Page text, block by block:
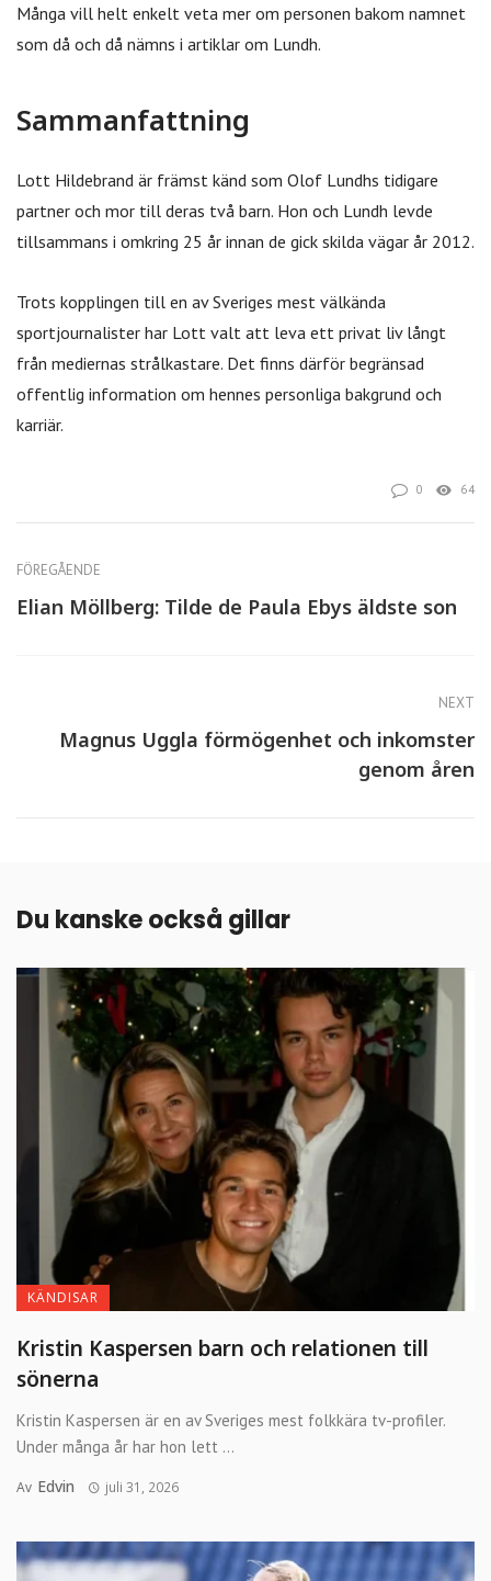
Många vill helt enkelt veta mer om personen bakom namnet
som då och då nämns i artiklar om Lundh.
Sammanfattning
Lott Hildebrand är främst känd som Olof Lundhs tidigare
partner och mor till deras två barn. Hon och Lundh levde
tillsammans i omkring 25 år innan de gick skilda vägar år 2012.
Trots kopplingen till en av Sveriges mest välkända
sportjournalister har Lott valt att leva ett privat liv långt
från mediernas strålkastare. Det finns därför begränsad
offentlig information om hennes personliga bakgrund och
karriär.
0 64
FÖREGÅENDE
Elian Möllberg: Tilde de Paula Ebys äldste son
NEXT
Magnus Uggla förmögenhet och inkomster
genom åren
Du kanske också gillar
KÄNDISAR
Kristin Kaspersen barn och relationen till
sönerna
Kristin Kaspersen är en av Sveriges mest folkkära tv-profiler.
Under många år har hon lett ...
Av Edvin juli 31, 2026